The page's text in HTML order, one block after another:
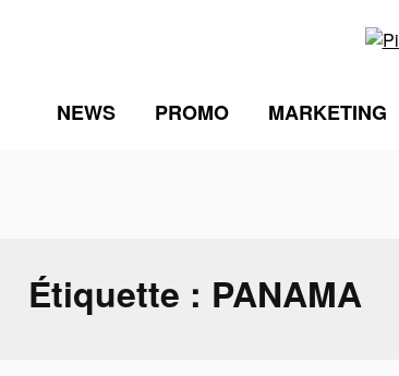
NEWS PROMO MARKETING
Étiquette : PANAMA